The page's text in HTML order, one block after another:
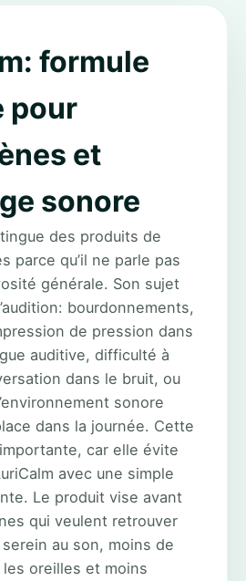
formule
pour
et
sonore
des produits de
parce qu’il ne parle pas
générale. Son sujet
bourdonnements,
de pression dans
auditive, difficulté à
dans le bruit, ou
sonore
dans la journée. Cette
car elle évite
avec une simple
Le produit vise avant
qui veulent retrouver
au son, moins de
oreilles et moins